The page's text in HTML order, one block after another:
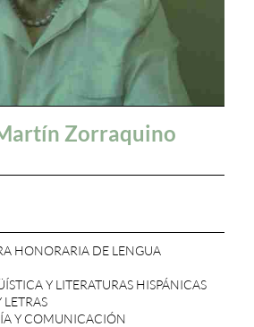
Zorraquino
HONORARIA DE LENGUA
Y LITERATURAS HISPÁNICAS
Y COMUNICACIÓN